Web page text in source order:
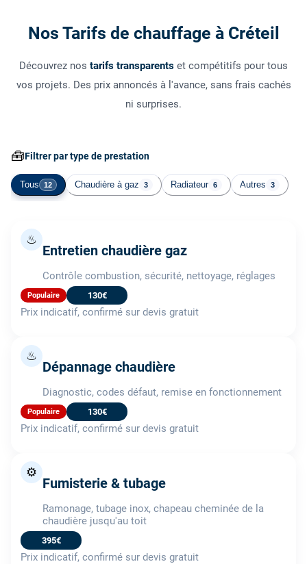
Nos Tarifs de chauffage à Créteil
Découvrez nos tarifs transparents et compétitifs pour tous
vos projets. Des prix annoncés à l'avance, sans frais cachés
ni surprises.
🧰Filtrer par type de prestation
Tous 12 Chaudière à gaz 3 Radiateur 6 Autres 3
♨
Entretien chaudière gaz
Contrôle combustion, sécurité, nettoyage, réglages
Populaire 130€
Prix indicatif, confirmé sur devis gratuit
♨
Dépannage chaudière
Diagnostic, codes défaut, remise en fonctionnement
Populaire 130€
Prix indicatif, confirmé sur devis gratuit
⚙️
Fumisterie & tubage
Ramonage, tubage inox, chapeau cheminée de la
chaudière jusqu'au toit
395€
Prix indicatif, confirmé sur devis gratuit